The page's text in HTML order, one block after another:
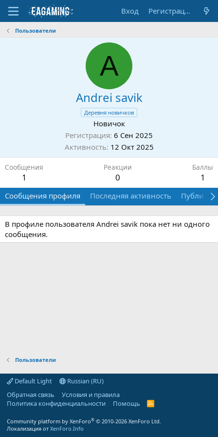
Вход Регистрация
Пользователи
A
Andrei savik
Деревня новичков
Новичок
Регистрация 6 Сен 2025
Активность 12 Окт 2025
Сообщения
1
Реакции
0
Баллы
1
Сообщения профиля Последняя активность
В профиле пользователя Andrei savik пока нет ни одного
сообщения.
Пользователи
Default Light
Russian (RU)
Обратная связь
Условия и правила
Политика конфиденциальности
Помощь
R
Community platform by XenForo® © 2010-2026 XenForo Ltd.
Локализация от XenForo.Info